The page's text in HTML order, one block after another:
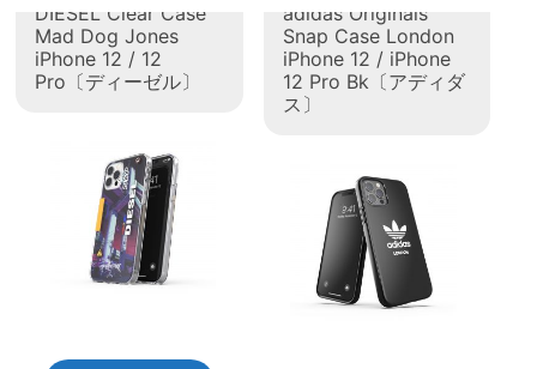
DIESEL Clear Case
Mad Dog Jones
iPhone 12 / 12
Pro〔ディーゼル〕
adidas Originals
Snap Case London
iPhone 12 / iPhone
12 Pro Bk〔アディダ
ス〕